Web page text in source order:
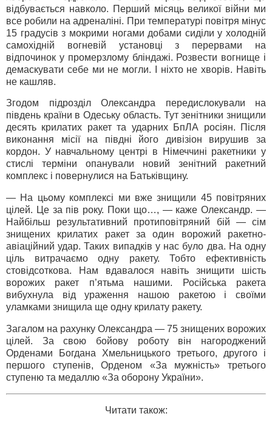
відбувається навколо. Перший місяць великої війни ми
все робили на адреналіні. При температурі повітря мінус
15 градусів з мокрими ногами добами сиділи у холодній
самохідній вогневій установці з перервами на
відпочинок у промерзлому бліндажі. Розвести вогнище і
демаскувати себе ми не могли. І ніхто не хворів. Навіть
не кашляв.
Згодом підрозділ Олександра передислокували на
південь країни в Одеську область. Тут зенітники знищили
десять крилатих ракет та ударних БпЛА росіян. Після
виконання місії на півдні його дивізіон вирушив за
кордон. У навчальному центрі в Німеччині ракетники у
стислі терміни опанували новий зенітний ракетний
комплекс і повернулися на Батьківщину.
— На цьому комплексі ми вже знищили 45 повітряних
цілей. Це за пів року. Поки що…, — каже Олександр. —
Найбільш результативний протиповітряний бій — сім
знищених крилатих ракет за один ворожий ракетно-
авіаційний удар. Таких випадків у нас було два. На одну
ціль витрачаємо одну ракету. Тобто ефективність
стовідсоткова. Нам вдавалося навіть знищити шість
ворожих ракет п’ятьма нашими. Російська ракета
вибухнула від ураження нашою ракетою і своїми
уламками знищила ще одну крилату ракету.
Загалом на рахунку Олександра — 75 знищених ворожих
цілей. За свою бойову роботу він нагороджений
Орденами Богдана Хмельницького третього, другого і
першого ступенів, Орденом «За мужність» третього
ступеню та медаллю «За оборону України».
Читати також: